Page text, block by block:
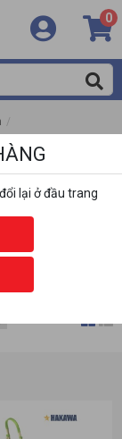
0
/
lại ở đầu trang